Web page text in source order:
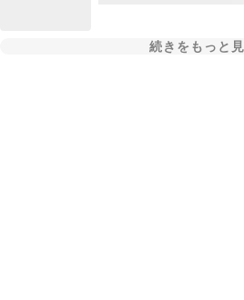
続きをもっと